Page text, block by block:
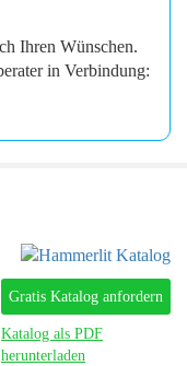
Ihren Wünschen.
in Verbindung:
Gratis Katalog anfordern
Katalog als PDF
herunterladen